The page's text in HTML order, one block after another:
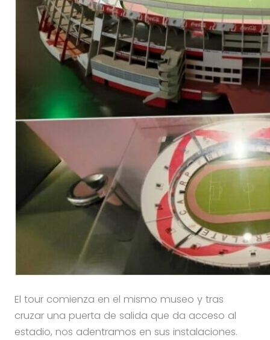
El tour comienza en el mismo museo y tras
cruzar una puerta de salida que da acceso al
estadio, nos adentramos en sus instalaciones.